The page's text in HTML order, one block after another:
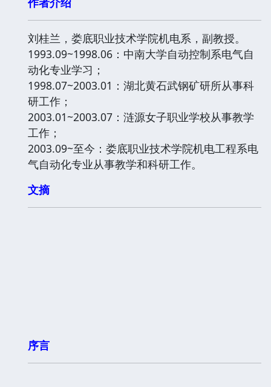
刘桂兰，娄底职业技术学院机电系，副教授。
1993.09~1998.06：中南大学自动控制系电气自
动化专业学习；
1998.07~2003.01：湖北黄石武钢矿研所从事科
研工作；
2003.01~2003.07：涟源女子职业学校从事教学
工作；
2003.09~至今：娄底职业技术学院机电工程系电
气自动化专业从事教学和科研工作。
文摘
序言